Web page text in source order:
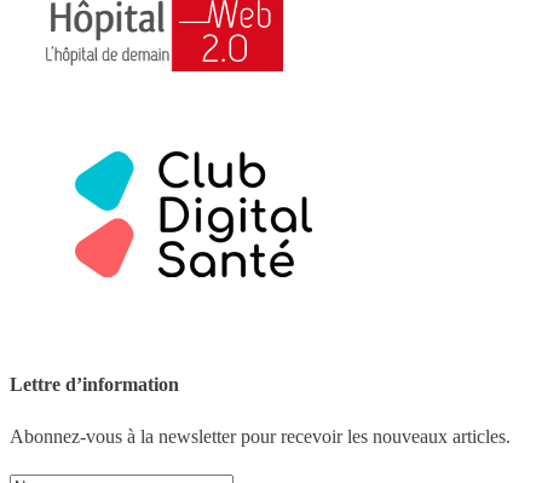
Lettre d’information
Abonnez-vous à la newsletter pour recevoir les nouveaux articles.